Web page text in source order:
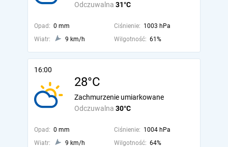
Odczuwalna 31°C
Opad: 0 mm Ciśnienie: 1003 hPa
Wiatr:
9 km/h Wilgotność: 61%
16:00
28°C
Odczuwalna 30°C
Zachmurzenie umiarkowane
Opad: 0 mm Ciśnienie: 1004 hPa
Wiatr:
9 km/h Wilgotność: 64%